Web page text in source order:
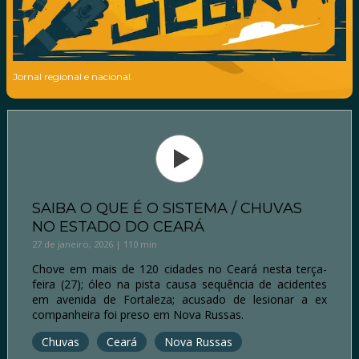
Jornal regional e nacional.
SAIBA O QUE É O SISTEMA / CHUVAS
NO ESTADO DO CEARÁ
27 de janeiro, 2026 | 110 min
Chove em mais de 120 cidades no Ceará nesta terça-
feira (27); óleo na pista causa sequência de acidentes
em avenida de Fortaleza; acusado de lesionar a ex
companheira foi preso em Nova Russas.
Chuvas
Ceará Nova Russas